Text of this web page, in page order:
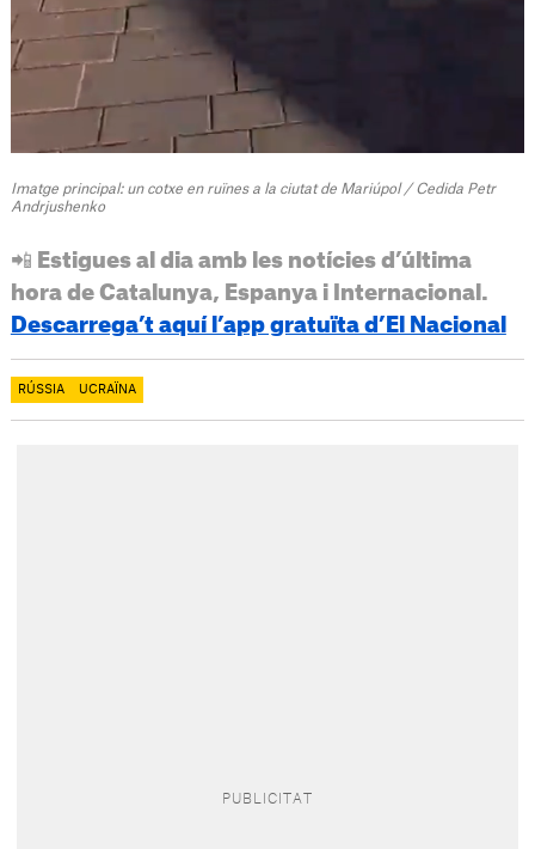
Imatge principal: un cotxe en ruïnes a la ciutat de Mariúpol / Cedida Petr
Andrjushenko
📲 Estigues al dia amb les notícies d’última
hora de Catalunya, Espanya i Internacional.
Descarrega’t aquí l’app gratuïta d’El Nacional
RÚSSIA UCRAÏNA